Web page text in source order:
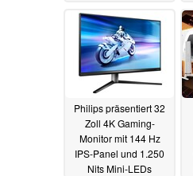
24.02.2024
Philips präsentiert 32
Zoll 4K Gaming-
Monitor mit 144 Hz
IPS-Panel und 1.250
Nits Mini-LEDs